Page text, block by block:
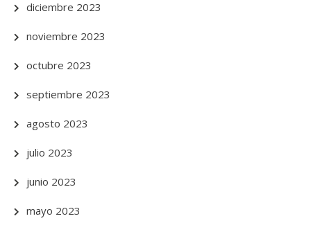
diciembre 2023
noviembre 2023
octubre 2023
septiembre 2023
agosto 2023
julio 2023
junio 2023
mayo 2023